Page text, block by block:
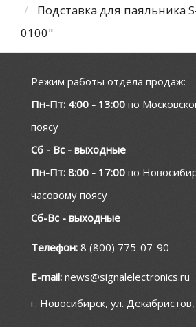
Подставка для паяльника
0100"
Режим работы отдела продаж:
Пн-Пт: 4:00 - 13:00 по
поясу
Сб - Вс - выходные
Пн-Пт: 8:00 - 17:00 по
часовому поясу
Сб-Вс - выходные
Телефон: 8 (800) 775-07-90
E-mail: news@signalelectronics.ru
г. Новосибирск, ул.